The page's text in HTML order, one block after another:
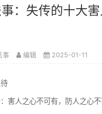
：失传的十大
事 编辑 2025-01-11
待
人之心不可有，防人之心不